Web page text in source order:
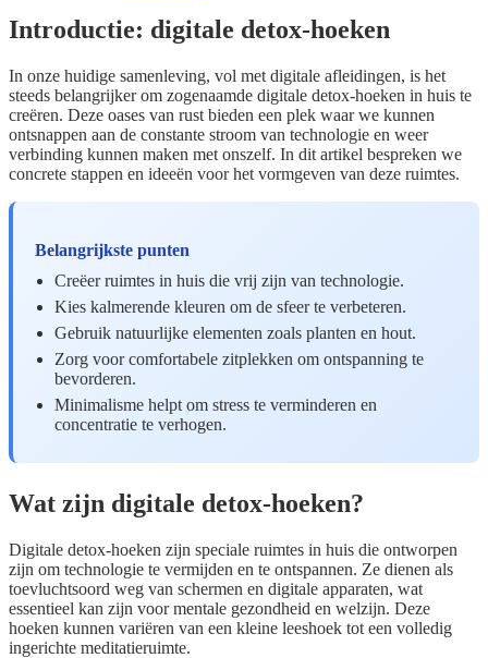
Introductie: digitale detox-hoeken
In onze huidige samenleving, vol met digitale afleidingen, is het
steeds belangrijker om zogenaamde digitale detox-hoeken in huis te
creëren. Deze oases van rust bieden een plek waar we kunnen
ontsnappen aan de constante stroom van technologie en weer
verbinding kunnen maken met onszelf. In dit artikel bespreken we
concrete stappen en ideeën voor het vormgeven van deze ruimtes.
Belangrijkste punten
Creëer ruimtes in huis die vrij zijn van technologie.
Kies kalmerende kleuren om de sfeer te verbeteren.
Gebruik natuurlijke elementen zoals planten en hout.
Zorg voor comfortabele zitplekken om ontspanning te
bevorderen.
Minimalisme helpt om stress te verminderen en
concentratie te verhogen.
Wat zijn digitale detox-hoeken?
Digitale detox-hoeken zijn speciale ruimtes in huis die ontworpen
zijn om technologie te vermijden en te ontspannen. Ze dienen als
toevluchtsoord weg van schermen en digitale apparaten, wat
essentieel kan zijn voor mentale gezondheid en welzijn. Deze
hoeken kunnen variëren van een kleine leeshoek tot een volledig
ingerichte meditatieruimte.